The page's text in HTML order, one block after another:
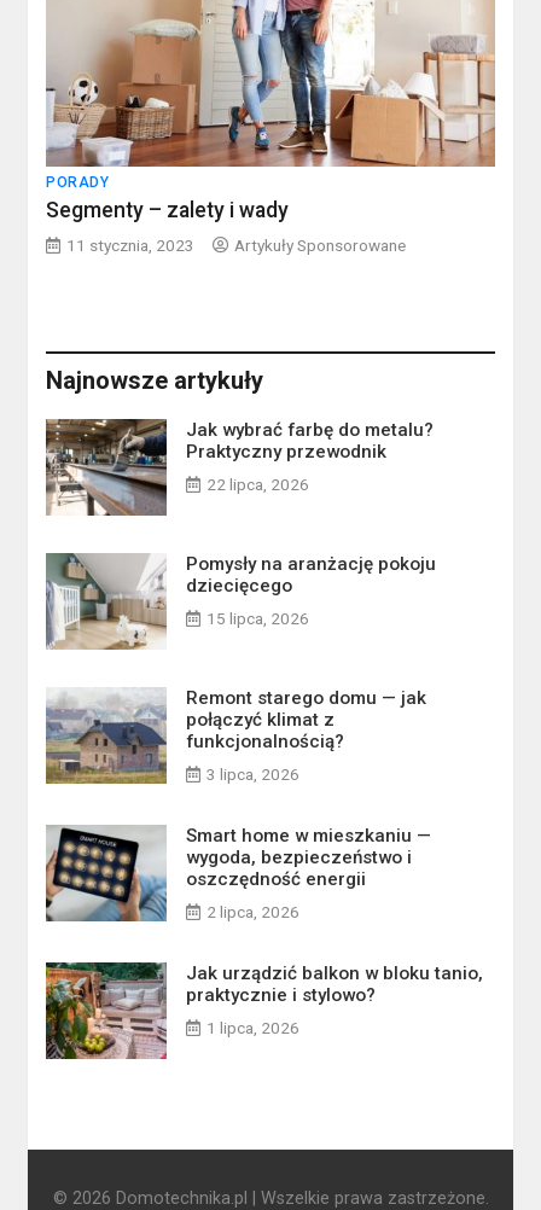
PORADY
Segmenty – zalety i wady
11 stycznia, 2023 Artykuły Sponsorowane
Najnowsze artykuły
Jak wybrać farbę do metalu?
Praktyczny przewodnik
22 lipca, 2026
Pomysły na aranżację pokoju
dziecięcego
15 lipca, 2026
Remont starego domu — jak
połączyć klimat z
funkcjonalnością?
3 lipca, 2026
Smart home w mieszkaniu —
wygoda, bezpieczeństwo i
oszczędność energii
2 lipca, 2026
Jak urządzić balkon w bloku tanio,
praktycznie i stylowo?
1 lipca, 2026
© 2026 Domotechnika.pl | Wszelkie prawa zastrzeżone.